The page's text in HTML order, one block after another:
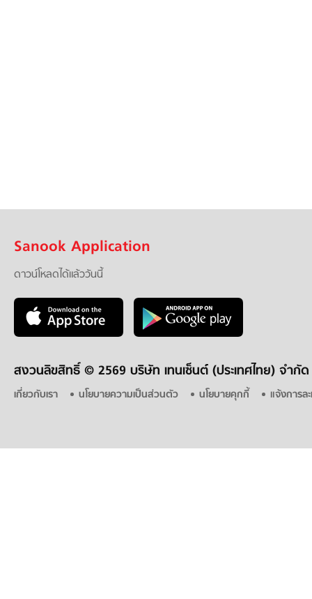
Sanook Application
ดาวน์โหลดได้แล้ววันนี้
สงวนลิขสิทธิ์ © 2569 บริษัท เทนเซ็นต์ (ประเทศไทย) จำกัด
เกี่ยวกับเรา นโยบายความเป็นส่วนตัว นโยบายคุกกี้ แจ้งการล